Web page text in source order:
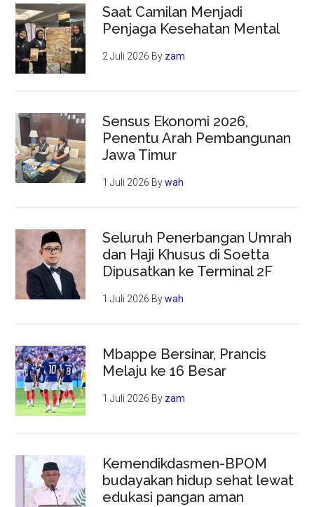
Saat Camilan Menjadi
Penjaga Kesehatan Mental
2 Juli 2026 By zam
Sensus Ekonomi 2026,
Penentu Arah Pembangunan
Jawa Timur
1 Juli 2026 Bywah
Seluruh Penerbangan Umrah
dan Haji Khusus di Soetta
Dipusatkan ke Terminal 2F
1 Juli 2026 Bywah
Mbappe Bersinar, Prancis
Melaju ke 16 Besar
1 Juli 2026 By zam
Kemendikdasmen-BPOM
budayakan hidup sehat lewat
edukasi pangan aman